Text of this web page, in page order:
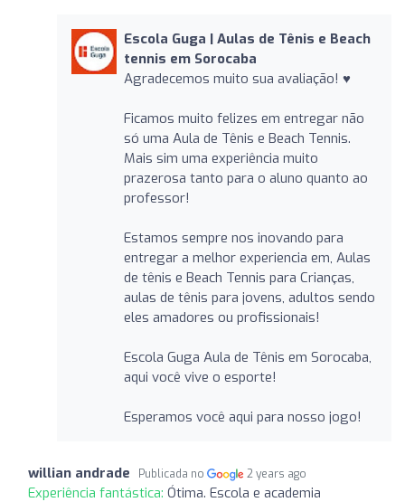
Escola Guga | Aulas de Tênis e Beach
tennis em Sorocaba
Agradecemos muito sua avaliação! ♥️
Ficamos muito felizes em entregar não
só uma Aula de Tênis e Beach Tennis.
Mais sim uma experiência muito
prazerosa tanto para o aluno quanto ao
professor!
Estamos sempre nos inovando para
entregar a melhor experiencia em, Aulas
de tênis e Beach Tennis para Crianças,
aulas de tênis para jovens, adultos sendo
eles amadores ou profissionais!
Escola Guga Aula de Tênis em Sorocaba,
aqui você vive o esporte!
Esperamos você aqui para nosso jogo!
willian andrade Publicada no 2 years ago
Experiência fantástica: Ótima. Escola e academia